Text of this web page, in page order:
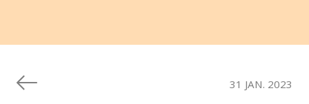
31 JAN. 2023